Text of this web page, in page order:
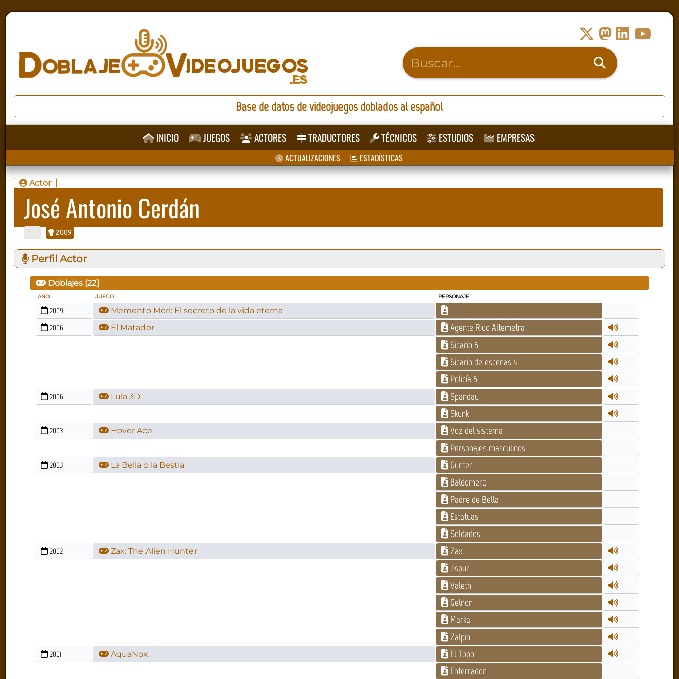
Base de datos de videojuegos doblados al español
INICIO JUEGOS ACTORES TRADUCTORES TÉCNICOS ESTUDIOS EMPRESAS
ACTUALIZACIONES ESTADÍSTICAS
Actor
José Antonio Cerdán
2009
Perfil Actor
Doblajes [22]
AÑO JUEGO PERSONAJE
2009
Memento Mori: El secreto de la vida eterna
2006
El Matador
Agente Rico Altemetra
Sicario 5
Sicario de escenas 4
Policía 5
2006 Lula 3D
Spandau
Skunk
2003 Hover Ace
Voz del sistema
Personajes masculinos
2003 La Bella o la Bestia
Gunter
Baldomero
Padre de Bella
Estatuas
Soldados
2002 Zax: The Alien Hunter
Zax
Jispur
Valeth
Gelnor
Marka
Zalpin
2001 AquaNox
El Topo
Enterrador